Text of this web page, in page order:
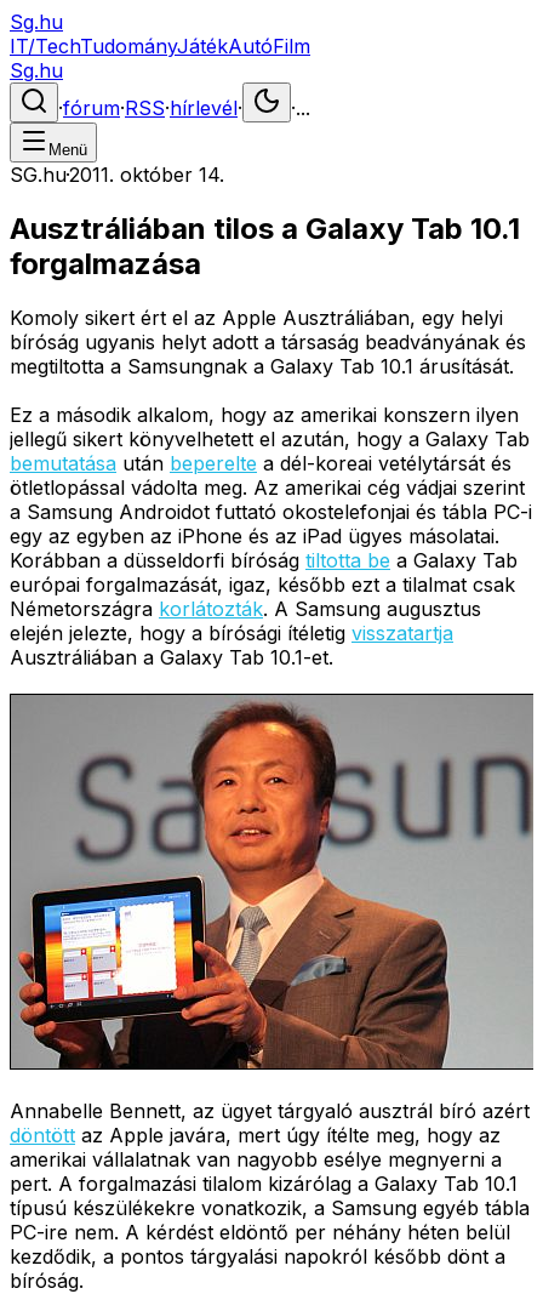
Sg.hu
IT/TechTudományJátékAutóFilm
Sg.hu
·fórum·RSS·hírlevél· ·...
Menü
SG.hu·2011. október 14.
Ausztráliában tilos a Galaxy Tab 10.1
forgalmazása
Komoly sikert ért el az Apple Ausztráliában, egy helyi
bíróság ugyanis helyt adott a társaság beadványának és
megtiltotta a Samsungnak a Galaxy Tab 10.1 árusítását.
Ez a második alkalom, hogy az amerikai konszern ilyen
jellegű sikert könyvelhetett el azután, hogy a Galaxy Tab
bemutatása után beperelte a dél-koreai vetélytársát és
ötletlopással vádolta meg. Az amerikai cég vádjai szerint
a Samsung Androidot futtató okostelefonjai és tábla PC-i
egy az egyben az iPhone és az iPad ügyes másolatai.
Korábban a düsseldorfi bíróság tiltotta be a Galaxy Tab
európai forgalmazását, igaz, később ezt a tilalmat csak
Németországra korlátozták. A Samsung augusztus
elején jelezte, hogy a bírósági ítéletig visszatartja
Ausztráliában a Galaxy Tab 10.1-et.
Annabelle Bennett, az ügyet tárgyaló ausztrál bíró azért
döntött az Apple javára, mert úgy ítélte meg, hogy az
amerikai vállalatnak van nagyobb esélye megnyerni a
pert. A forgalmazási tilalom kizárólag a Galaxy Tab 10.1
típusú készülékekre vonatkozik, a Samsung egyéb tábla
PC-ire nem. A kérdést eldöntő per néhány héten belül
kezdődik, a pontos tárgyalási napokról később dönt a
bíróság.